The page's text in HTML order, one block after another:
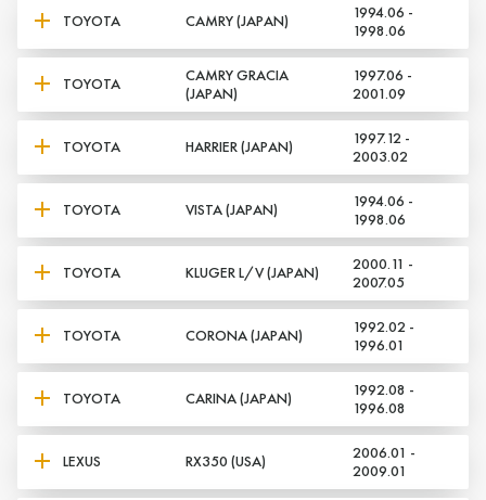
TOYOTA CAMRY (JAPAN)
1994.06 -
1998.06
TOYOTA
CAMRY GRACIA
(JAPAN)
1997.06 -
2001.09
TOYOTA HARRIER (JAPAN)
1997.12 -
2003.02
TOYOTA VISTA (JAPAN)
1994.06 -
1998.06
TOYOTA KLUGER L/V (JAPAN)
2000.11 -
2007.05
TOYOTA CORONA (JAPAN)
1992.02 -
1996.01
TOYOTA CARINA (JAPAN)
1992.08 -
1996.08
LEXUS RX350 (USA)
2006.01 -
2009.01